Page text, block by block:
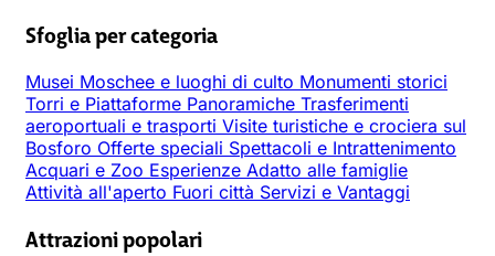
Sfoglia per categoria
Musei Moschee e luoghi di culto Monumenti storici
Torri e Piattaforme Panoramiche Trasferimenti
aeroportuali e trasporti Visite turistiche e crociera sul
Bosforo Offerte speciali Spettacoli e Intrattenimento
Acquari e Zoo Esperienze Adatto alle famiglie
Attività all'aperto Fuori città Servizi e Vantaggi
Attrazioni popolari